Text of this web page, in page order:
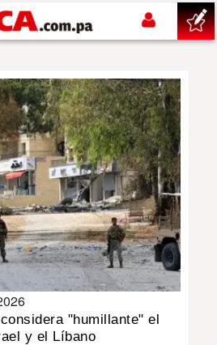
"humillante" el
y el Líbano